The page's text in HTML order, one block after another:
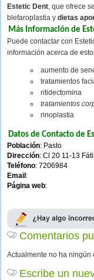
Estetic Dent, que ofrece
blefaroplastia y dietas
Más Información de
Puede contactar con
información acerca de
aumento de
tratamientos
ritidectomina
tratamientos
rinoplastia
Datos de Contacto de
Población: Pasto
Dirección: Cl 20 11-13
Teléfono: 7206984
Email :
Página web:
Comentarios
Actualmente no ha
Escribe un